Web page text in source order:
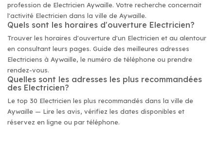
profession de Electricien Aywaille. Votre recherche concernait
l'activité Electricien dans la ville de Aywaille.
Quels sont les horaires d'ouverture Electricien?
Trouver les horaires d'ouverture d'un Electricien et au alentour
en consultant leurs pages. Guide des meilleures adresses
Electriciens à Aywaille, le numéro de téléphone ou prendre
rendez-vous.
Quelles sont les adresses les plus recommandées
des Electricien?
Le top 30 Electricien les plus recommandés dans la ville de
Aywaille — Lire les avis, vérifiez les dates disponibles et
réservez en ligne ou par téléphone.